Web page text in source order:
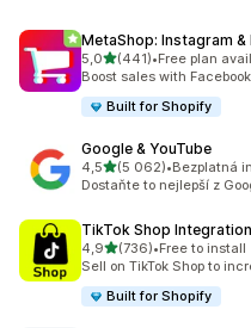
MetaShop: Instagram &
5,0z 5 hvězd
(441)
Celkový počet recenzí: 441
•Free plan
Boost sales with
Built for Shopify
Google & YouTube
4,5z 5 hvězd
(5 062)
Celkový počet recenzí:
•Bezplatná
Dostaňte to nejlepší z
TikTok Shop
4,9z 5 hvězd
(736)
Celkový počet recenzí: 736
•Free to install
Sell on TikTok Shop to
Built for Shopify